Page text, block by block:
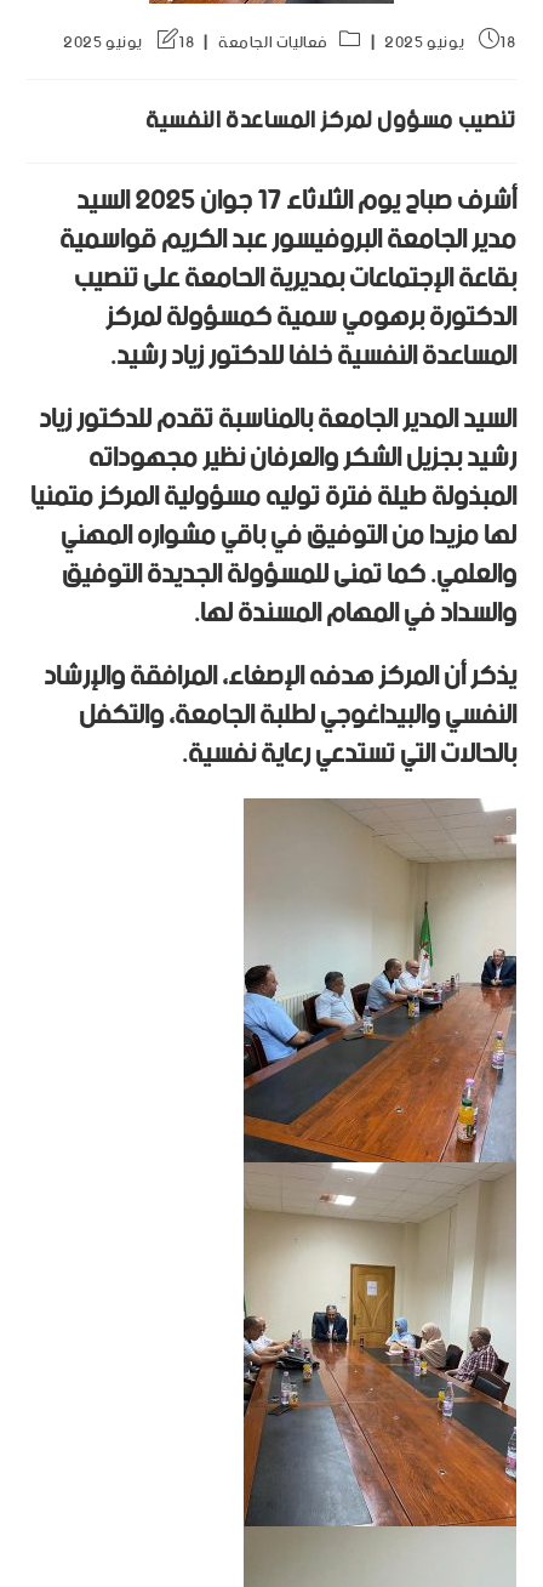
18 يونيو 2025 فعاليات الجامعة 18 يونيو 2025
تنصيب مسؤول لمركز المساعدة النفسية
أشرف صباح يوم الثلاثاء 17 جوان 2025 السيد
مدير الجامعة البروفيسور عبد الكريم قواسمية
بقاعة الإجتماعات بمديرية الحامعة على تنصيب
الدكتورة برهومي سمية كمسؤولة لمركز
المساعدة النفسية خلفا للدكتور زياد رشيد.
السيد المدير الجامعة بالمناسبة تقدم للدكتور زياد
رشيد بجزيل الشكر والعرفان نظير مجهوداته
المبذولة طيلة فترة توليه مسؤولية المركز متمنيا
لها مزيدا من التوفيق في باقي مشواره المهني
والعلمي. كما تمنى للمسؤولة الجديدة التوفيق
والسداد في المهام المسندة لها.
يذكر أن المركز هدفه الإصغاء، المرافقة والإرشاد
النفسي والبيداغوجي لطلبة الجامعة، والتكفل
بالحالات التي تستدعي رعاية نفسية.